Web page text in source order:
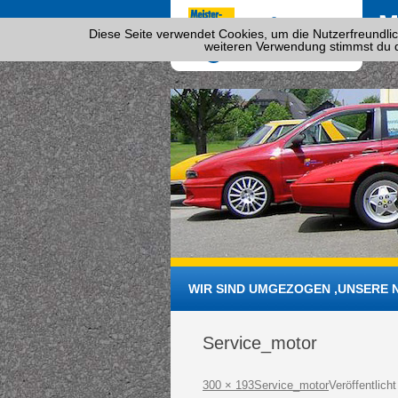
WIR SIND UMGEZOGEN ,UNSERE
Service_motor
Veröffentlicht
300 × 193Service_motor
Diese Seite verwendet Cookies, um die
weiteren Verwendung stimmst du